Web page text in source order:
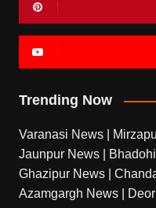
Trending Now
Varanasi News
Jaunpur News
Ghazipur News
Azamgargh News